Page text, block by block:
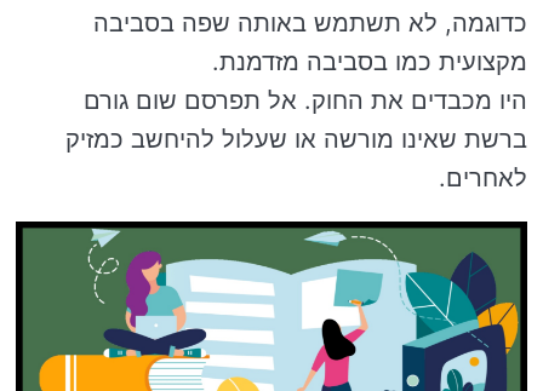
כדוגמה, לא תשתמש באותה שפה בסביבה
מקצועית כמו בסביבה מזדמנת.
היו מכבדים את החוק. אל תפרסם שום גורם
ברשת שאינו מורשה או שעלול להיחשב כמזיק
לאחרים.